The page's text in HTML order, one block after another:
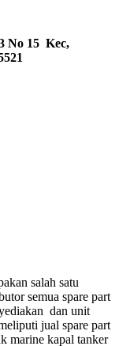
No 15 Kec,
salah satu
semua spare part
dan unit
jual spare part
marine kapal tanker